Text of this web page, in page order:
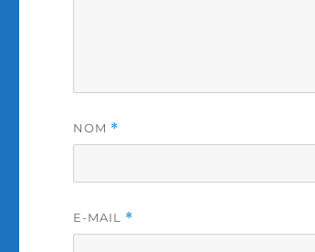
NOM *
E-MAIL *